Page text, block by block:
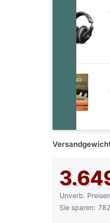
Unverb.
Die UVP ist
Sie sparen: